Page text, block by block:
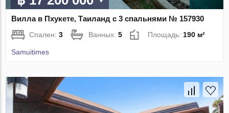
Вилла в Пхукете, Таиланд с 3 спальнями № 157930
Спален:3 Ванных:5 Площадь:190 м²
Samuitimes